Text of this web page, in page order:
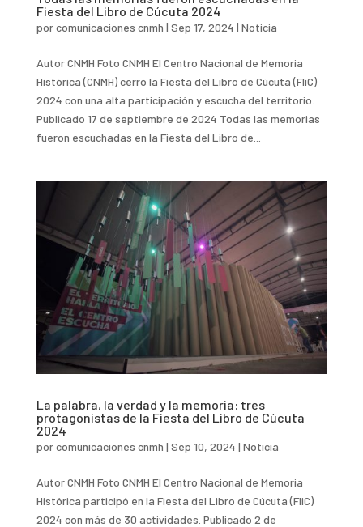
Fiesta del Libro de Cúcuta 2024
porcomunicaciones cnmh | Sep 17, 2024 | Noticia
Autor CNMH Foto CNMH El Centro Nacional de Memoria
Histórica (CNMH) cerró la Fiesta del Libro de Cúcuta (FliC)
2024 con una alta participación y escucha del territorio.
Publicado 17 de septiembre de 2024 Todas las memorias
fueron escuchadas en la Fiesta del Libro de...
La palabra, la verdad y la memoria: tres
protagonistas de la Fiesta del Libro de Cúcuta
2024
porcomunicaciones cnmh | Sep 10, 2024 | Noticia
Autor CNMH Foto CNMH El Centro Nacional de Memoria
Histórica participó en la Fiesta del Libro de Cúcuta (FliC)
2024 con más de 30 actividades. Publicado 2 de